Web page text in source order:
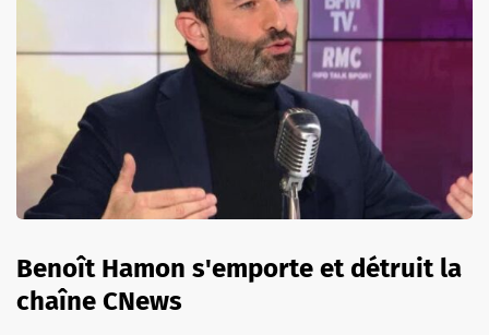
Benoît Hamon s'emporte et détruit la
chaîne CNews